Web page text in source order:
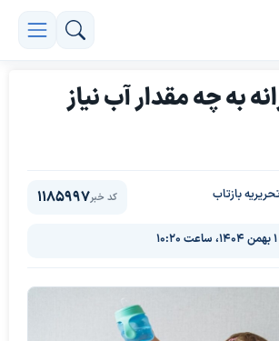
به چه مقدار آب نیاز
بازتاب کد خبر1185997